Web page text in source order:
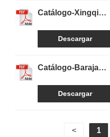
Catálogo-Xingqing
de madera
Descargar
Catálogo-Baraja
Xingqing
Descargar
< 1